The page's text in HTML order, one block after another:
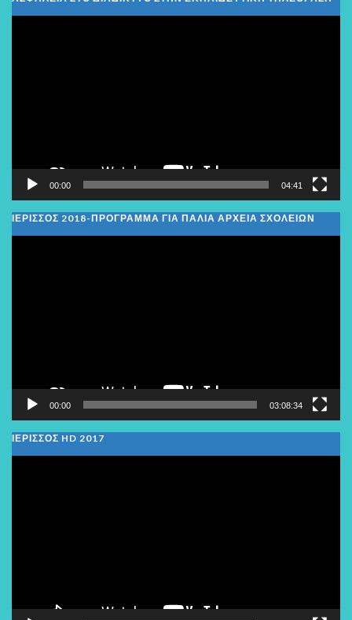
00:00 04:41
ΙΕΡΙΣΣΟΣ 2018-ΠΡΟΓΡΑΜΜΑ ΓΙΑ ΠΑΛΙΑ ΑΡΧΕΙΑ ΣΧΟΛΕΙΩΝ
00:00 03:08:34
ΙΕΡΙΣΣΟΣ HD 2017